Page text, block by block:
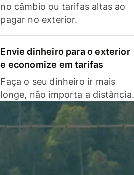
no câmbio ou tarifas altas ao
pagar no exterior.
Envie dinheiro para o exterior
e economize em tarifas
Faça o seu dinheiro ir mais
longe, não importa a distância.